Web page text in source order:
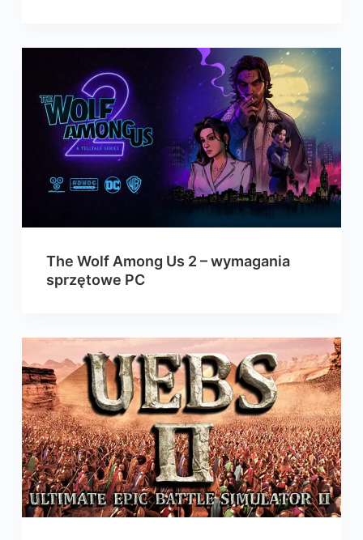
The Wolf Among Us 2 – wymagania
sprzętowe PC